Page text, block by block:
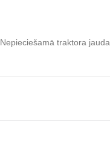
Nepieciešamā traktora jauda